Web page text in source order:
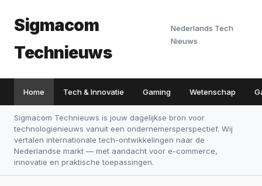
Sigmacom
Technieuws
Nederlands Tech
Nieuws
Home Tech & Innovatie Gaming Wetenschap
Sigmacom Technieuws is jouw dagelijkse bron voor
technologienieuws vanuit een ondernemersperspectief. Wij
vertalen internationale tech-ontwikkelingen naar de
Nederlandse markt — met aandacht voor e-commerce,
innovatie en praktische toepassingen.